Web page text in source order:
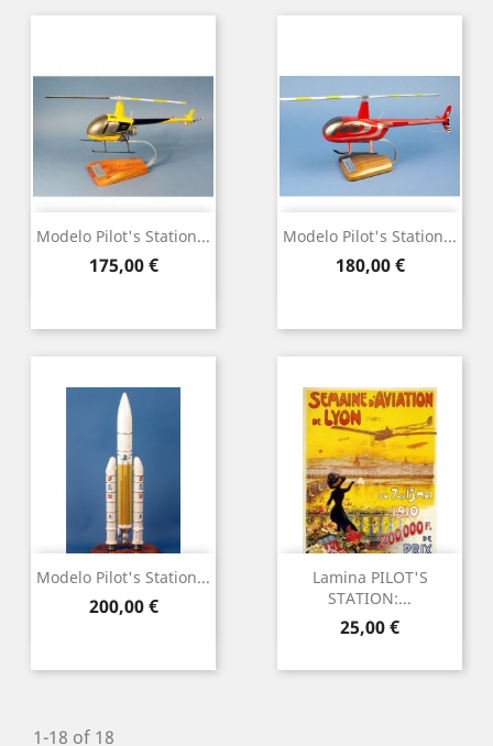
Modelo Pilot's Station...
Precio
175,00 €
Modelo Pilot's Station...
Precio
180,00 €
Modelo Pilot's Station...
Precio
200,00 €
Lamina PILOT'S
STATION:...
Precio
25,00 €
1-18 of 18